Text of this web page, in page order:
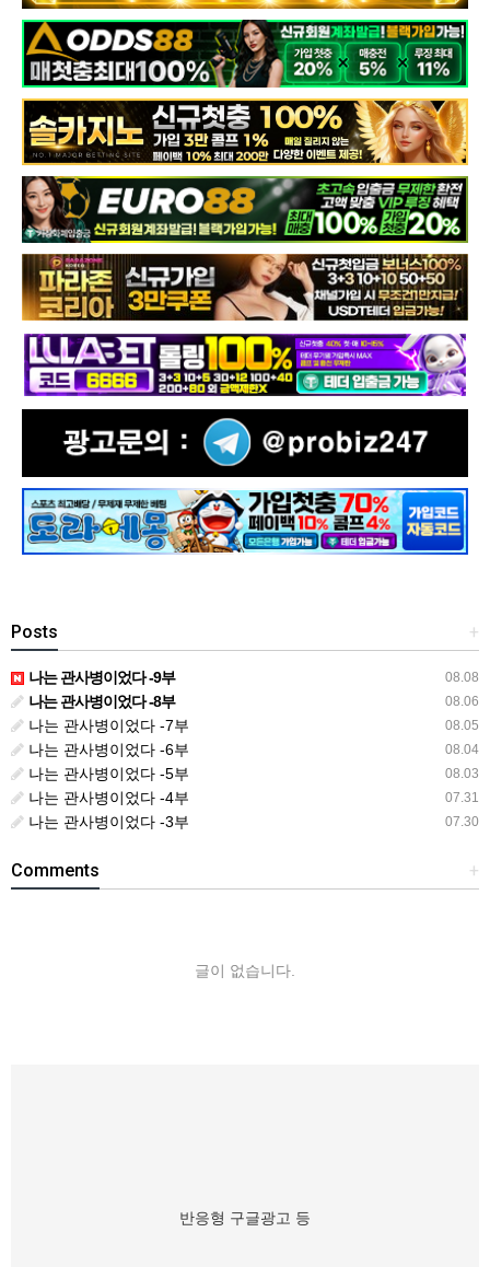
+
Posts
08.08
나는 관사병이었다 -9부
08.06
나는 관사병이었다 -8부
08.05
나는 관사병이었다 -7부
08.04
나는 관사병이었다 -6부
08.03
나는 관사병이었다 -5부
07.31
나는 관사병이었다 -4부
07.30
나는 관사병이었다 -3부
+
Comments
글이 없습니다.
반응형 구글광고 등